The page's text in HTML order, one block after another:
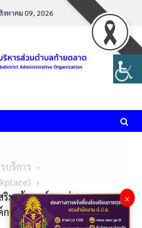
หาคม 09, 2026
บริการ
มสร้างองค์กรแห่งความสุ
การบริหารส่วนตำบลท้าย
×